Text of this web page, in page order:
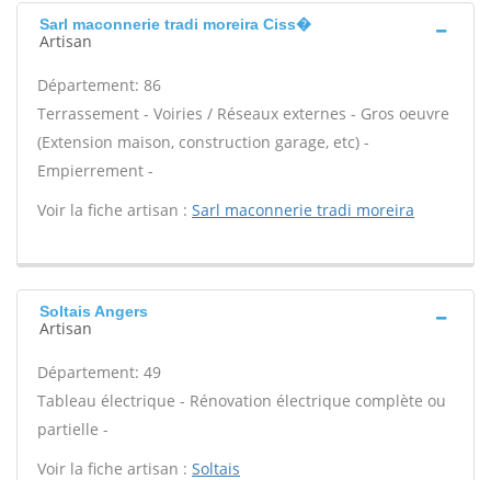
Sarl maconnerie tradi moreira Ciss�
Artisan
Département: 86
Terrassement - Voiries / Réseaux externes - Gros oeuvre
(Extension maison, construction garage, etc) -
Empierrement -
Voir la fiche artisan : Sarl maconnerie tradi moreira
Soltais Angers
Artisan
Département: 49
Tableau électrique - Rénovation électrique complète ou
partielle -
Voir la fiche artisan : Soltais